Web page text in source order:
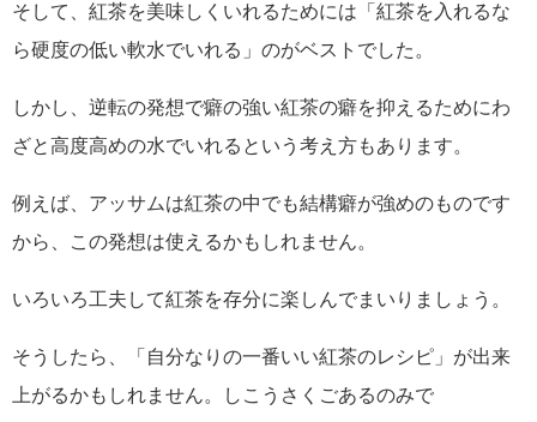
そして、紅茶を美味しくいれるためには「紅茶を入れるな
ら硬度の低い軟水でいれる」のがベストでした。
しかし、逆転の発想で癖の強い紅茶の癖を抑えるためにわ
ざと高度高めの水でいれるという考え方もあります。
例えば、アッサムは紅茶の中でも結構癖が強めのものです
から、この発想は使えるかもしれません。
いろいろ工夫して紅茶を存分に楽しんでまいりましょう。
そうしたら、「自分なりの一番いい紅茶のレシピ」が出来
上がるかもしれません。しこうさくごあるのみで